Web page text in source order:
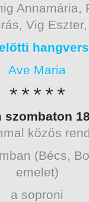
Annamária,
Vig
Ave Maria
szombaton
közös
(Bécs,
emelet)
a soproni